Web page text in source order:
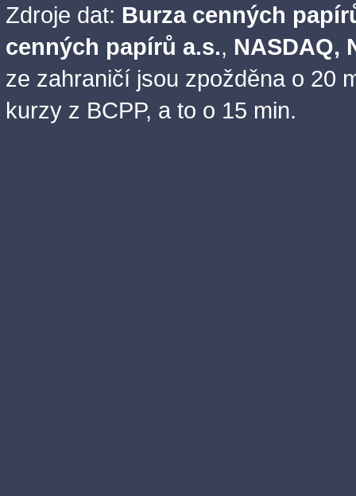
Zdroje dat: Burza cenných
cenných papírů a.s., NASDAQ,
ze zahraničí jsou zpožděna o 20
kurzy z BCPP, a to o 15 min.